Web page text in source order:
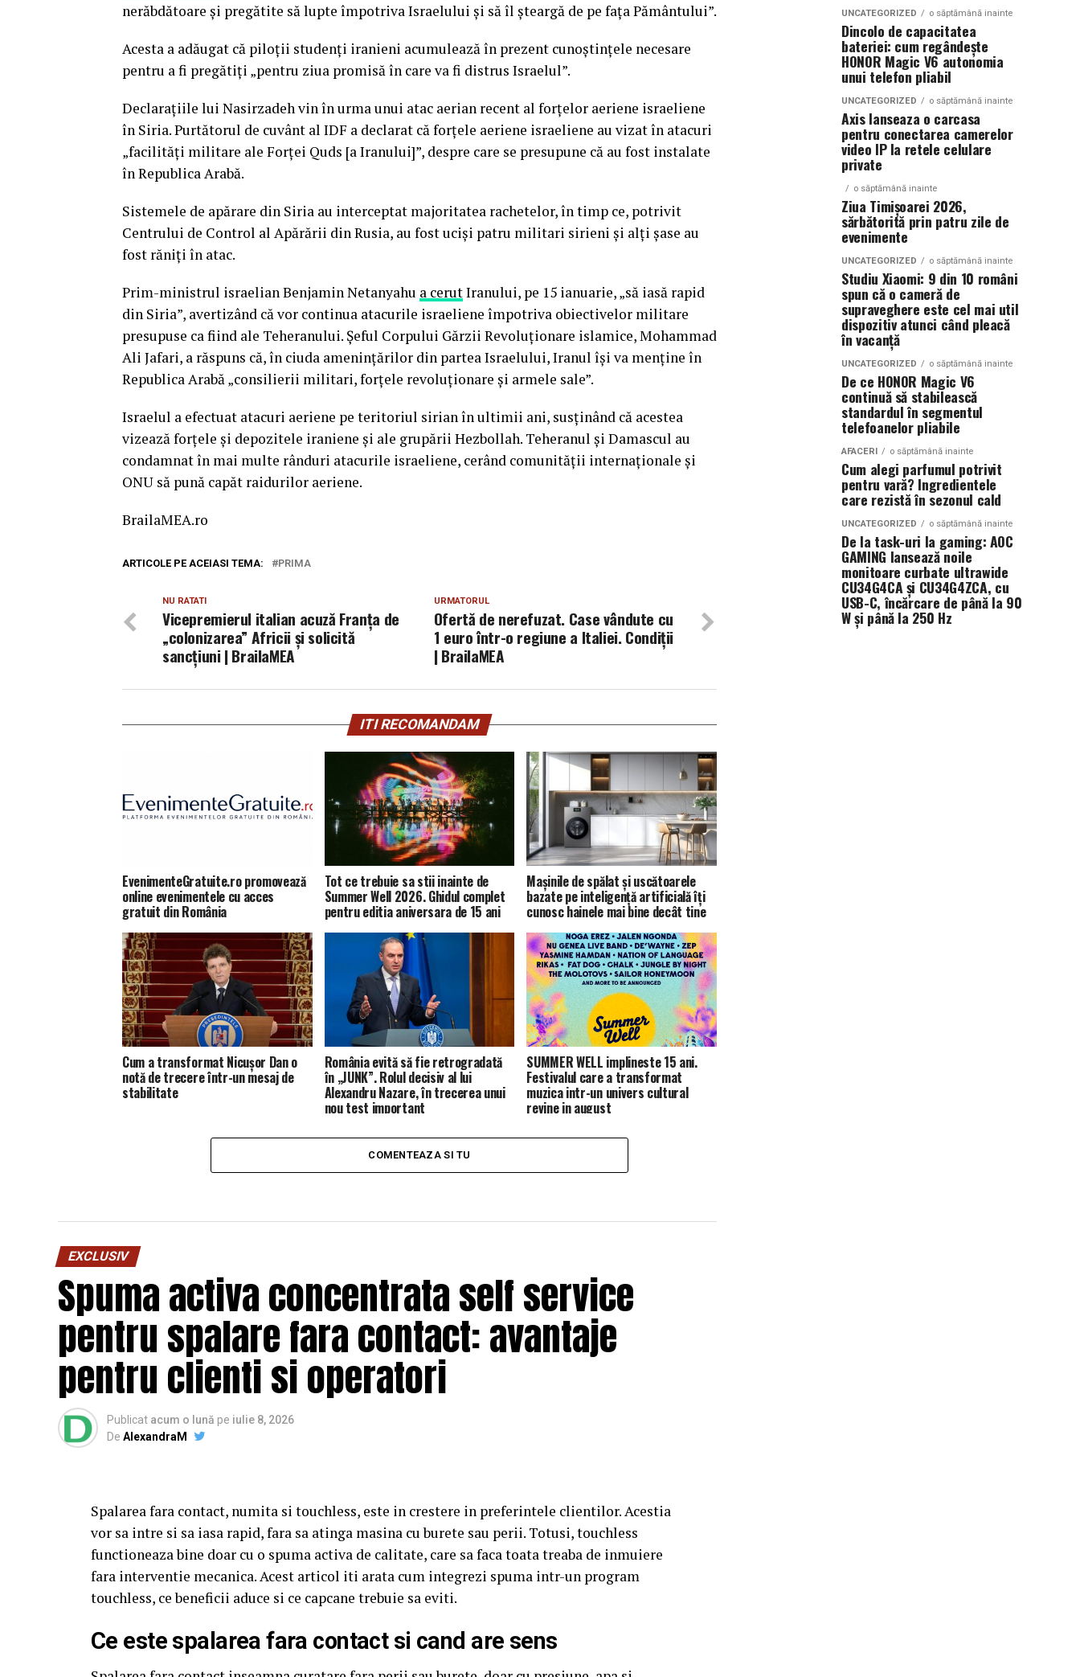
nerăbdătoare și pregătite să lupte împotriva Israelului și să îl şteargă de pe faţa Pământului”.
Acesta a adăugat că piloții studenți iranieni acumulează în prezent cunoștințele necesare
pentru a fi pregătiți „pentru ziua promisă în care va fi distrus Israelul”.
Declarațiile lui Nasirzadeh vin în urma unui atac aerian recent al forțelor aeriene israeliene
în Siria. Purtătorul de cuvânt al IDF a declarat că forțele aeriene israeliene au vizat în atacuri
„facilități militare ale Forței Quds [a Iranului]”, despre care se presupune că au fost instalate
în Republica Arabă.
Sistemele de apărare din Siria au interceptat majoritatea rachetelor, în timp ce, potrivit
Centrului de Control al Apărării din Rusia, au fost uciși patru militari sirieni și alţi şase au
fost răniți în atac.
Prim-ministrul israelian Benjamin Netanyahu a cerutIranului, pe 15 ianuarie, „să iasă rapid
din Siria”, avertizând că vor continua atacurile israeliene împotriva obiectivelor militare
presupuse ca fiind ale Teheranului. Șeful Corpului Gărzii Revoluționare islamice, Mohammad
Ali Jafari, a răspuns că, în ciuda amenințărilor din partea Israelului, Iranul îşi va menţine în
Republica Arabă „consilierii militari, forțele revoluționare și armele sale”.
Israelul a efectuat atacuri aeriene pe teritoriul sirian în ultimii ani, susținând că acestea
vizează forțele și depozitele iraniene și ale grupării Hezbollah. Teheranul și Damascul au
condamnat în mai multe rânduri atacurile israeliene, cerând comunității internaționale și
ONU să pună capăt raidurilor aeriene.
BrailaMEA.ro
ARTICOLE PE ACEIASI TEMA: PRIMA
URMATORUL
Ofertă de nerefuzat. Case vândute cu
1 euro într-o regiune a Italiei. Condiţii
| BrailaMEA
NU RATATI
Vicepremierul italian acuză Franța de
„colonizarea” Africii și solicită
sancțiuni | BrailaMEA
ITI RECOMANDAM
EvenimenteGratuite.ro promovează
online evenimentele cu acces
gratuit din România
Tot ce trebuie sa stii inainte de
Summer Well 2026. Ghidul complet
pentru editia aniversara de 15 ani
Mașinile de spălat și uscătoarele
bazate pe inteligență artificială îți
cunosc hainele mai bine decât tine
Cum a transformat Nicușor Dan o
notă de trecere într-un mesaj de
stabilitate
România evită să fie retrogradată
în „JUNK”. Rolul decisiv al lui
Alexandru Nazare, în trecerea unui
nou test important
SUMMER WELL implineste 15 ani.
Festivalul care a transformat
muzica intr-un univers cultural
revine in august
COMENTEAZA SI TU
EXCLUSIV
Spuma activa concentrata self service
pentru spalare fara contact: avantaje
pentru clienti si operatori
Publicat acum o lună pe iulie 8, 2026
De AlexandraM
Spalarea fara contact, numita si touchless, este in crestere in preferintele clientilor. Acestia
vor sa intre si sa iasa rapid, fara sa atinga masina cu burete sau perii. Totusi, touchless
functioneaza bine doar cu o spuma activa de calitate, care sa faca toata treaba de inmuiere
fara interventie mecanica. Acest articol iti arata cum integrezi spuma intr-un program
touchless, ce beneficii aduce si ce capcane trebuie sa eviti.
Ce este spalarea fara contact si cand are sens
UNCATEGORIZED o săptămână inainte
Dincolo de capacitatea
bateriei: cum regândește
HONOR Magic V6 autonomia
unui telefon pliabil
UNCATEGORIZED o săptămână inainte
Axis lanseaza o carcasa
pentru conectarea camerelor
video IP la retele celulare
private
o săptămână inainte
Ziua Timișoarei 2026,
sărbătorită prin patru zile de
evenimente
UNCATEGORIZED o săptămână inainte
Studiu Xiaomi: 9 din 10 români
spun că o cameră de
supraveghere este cel mai util
dispozitiv atunci când pleacă
în vacanță
UNCATEGORIZED o săptămână inainte
De ce HONOR Magic V6
continuă să stabilească
standardul în segmentul
telefoanelor pliabile
AFACERI o săptămână inainte
Cum alegi parfumul potrivit
pentru vară? Ingredientele
care rezistă în sezonul cald
UNCATEGORIZED o săptămână inainte
De la task-uri la gaming: AOC
GAMING lansează noile
monitoare curbate ultrawide
CU34G4CA și CU34G4ZCA, cu
USB-C, încărcare de până la 90
W și până la 250 Hz